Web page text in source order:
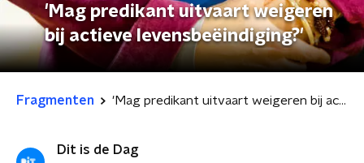
'Mag predikant uitvaart weigeren
bij actieve levensbeëindiging?'
Fragmenten 'Mag predikant uitvaart weigeren bij actieve levensbeëindiging?'
Dit is de Dag